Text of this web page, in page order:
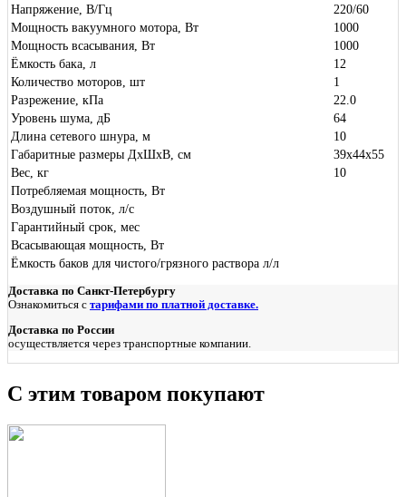
Напряжение, В/Гц
220/60
Мощность вакуумного мотора, Вт
1000
Мощность всасывания, Вт
1000
Ёмкость бака, л
12
Количество моторов, шт
1
Разрежение, кПа
22.0
Уровень шума, дБ
64
Длина сетевого шнура, м
10
Габаритные размеры ДхШхВ, см
39x44x55
Вес, кг
10
Потребляемая мощность, Вт
Воздушный поток, л/с
Гарантийный срок, мес
Всасывающая мощность, Вт
Ёмкость баков для чистого/грязного раствора л/л
Доставка по Санкт-Петербургу
Ознакомиться с тарифами по платной доставке.
Доставка по России
осуществляется через транспортные компании.
С этим товаром покупают